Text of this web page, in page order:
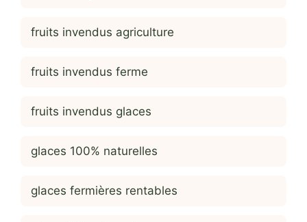
fruits invendus agriculture
fruits invendus ferme
fruits invendus glaces
glaces 100% naturelles
glaces fermières rentables